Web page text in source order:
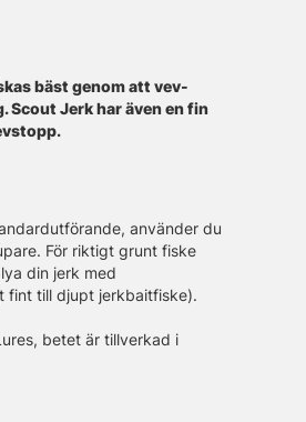
bäst genom att vev-
Scout Jerk har även en fin
använder du
För riktigt grunt fiske
din jerk med
fint till djupt jerkbaitfiske).
betet är tillverkad i